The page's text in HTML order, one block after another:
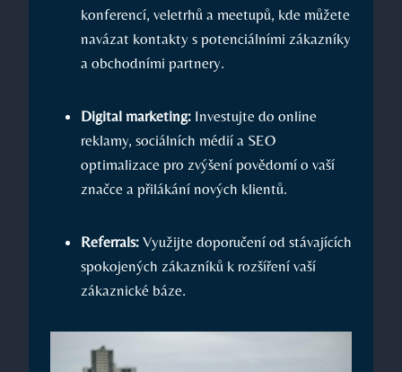
konferencí, veletrhů a meetupů, kde můžete
navázat kontakty s potenciálními zákazníky
a obchodními partnery.
Digital marketing: Investujte do online
reklamy, sociálních médií a SEO
optimalizace pro zvýšení povědomí o vaší
značce a přilákání nových klientů.
Referrals: Využijte doporučení od stávajících
spokojených zákazníků k rozšíření vaší
zákaznické báze.